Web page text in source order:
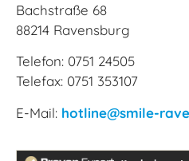
Bachstraße 68
88214 Ravensburg
Telefon: 0751 24505
Telefax: 0751 353107
E-Mail: hotline@smile-